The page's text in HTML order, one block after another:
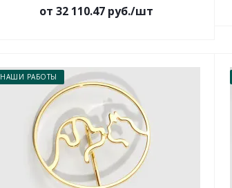
от 32 110.47 руб./шт
НАШИ РАБОТЫ